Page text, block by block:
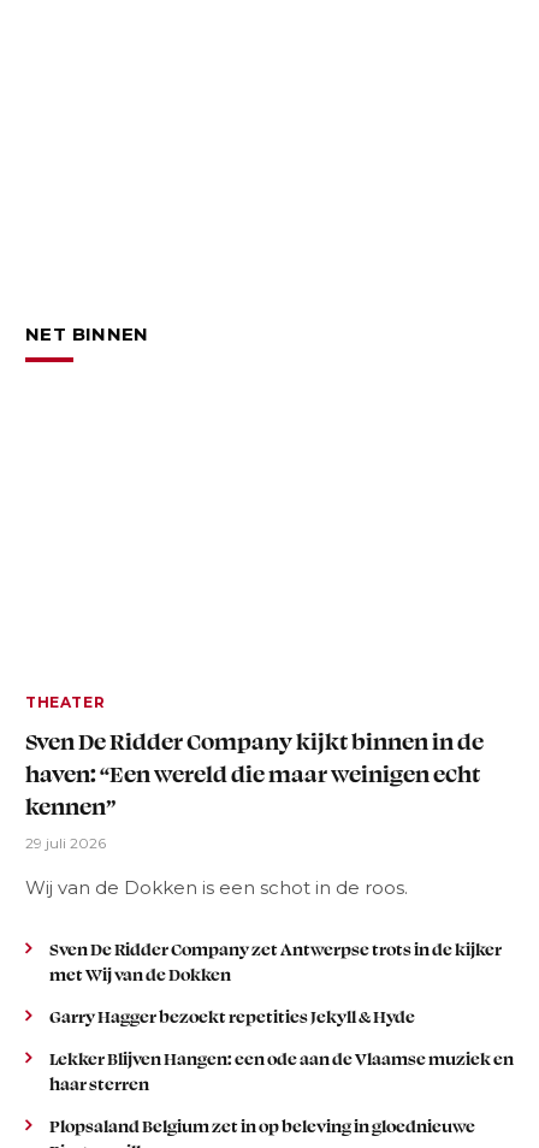
NET BINNEN
THEATER
Sven De Ridder Company kijkt binnen in de
haven: “Een wereld die maar weinigen echt
kennen”
29 juli 2026
Wij van de Dokken is een schot in de roos.
Sven De Ridder Company zet Antwerpse trots in de kijker
met Wij van de Dokken
Garry Hagger bezoekt repetities Jekyll & Hyde
Lekker Blijven Hangen: een ode aan de Vlaamse muziek en
haar sterren
Plopsaland Belgium zet in op beleving in gloednieuwe